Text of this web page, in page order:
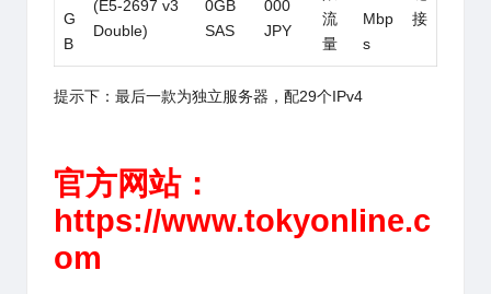
G
B
(E5-2697 v3
Double)
0GB
SAS
000
JPY
流
量
Mbp
s
接
提示下：最后一款为独立服务器，配29个IPv4
官方网站：
https://www.tokyonline.c
om